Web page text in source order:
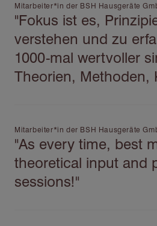
Mitarbeiter*in der BSH Hausgeräte
"Fokus ist es,
verstehen und zu
1000-mal wertvoller
Theorien, Methoden,
Mitarbeiter*in der BSH Hausgeräte
"As every time, best
theoretical input and
sessions!"